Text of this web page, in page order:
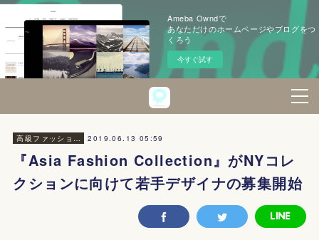
Ameba Owndで
あなただけのホームページやブログをつ
くろう
今すぐ試す
高級ファッション・美容 2019.06.13 05:59
『Asia Fashion Collection』がNYコレ
クションに向けて若手デザイナの募集開始